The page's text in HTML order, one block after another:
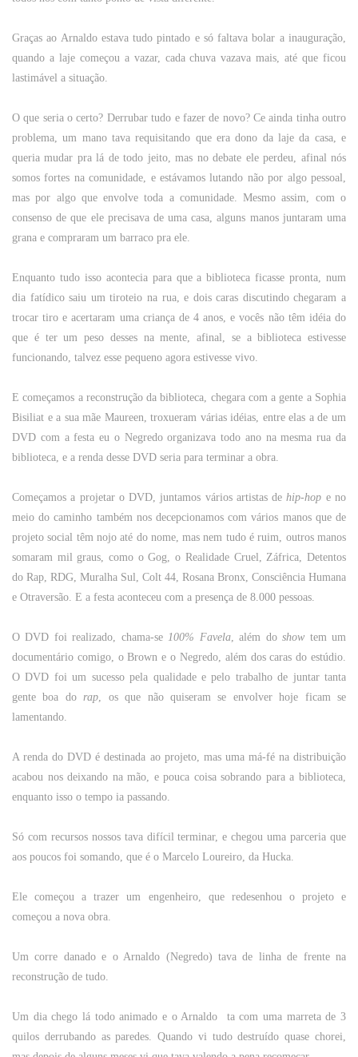
Graças ao Arnaldo estava tudo pintado e só faltava bolar a inauguração,
quando a laje começou a vazar, cada chuva vazava mais, até que ficou
lastimável a situação.
O que seria o certo? Derrubar tudo e fazer de novo? Ce ainda tinha outro
problema, um mano tava requisitando que era dono da laje da casa, e
queria mudar pra lá de todo jeito, mas no debate ele perdeu, afinal nós
somos fortes na comunidade, e estávamos lutando não por algo pessoal,
mas por algo que envolve toda a comunidade. Mesmo assim, com o
consenso de que ele precisava de uma casa, alguns manos juntaram uma
grana e compraram um barraco pra ele.
Enquanto tudo isso acontecia para que a biblioteca ficasse pronta, num
dia fatídico saiu um tiroteio na rua, e dois caras discutindo chegaram a
trocar tiro e acertaram uma criança de 4 anos, e vocês não têm idéia do
que é ter um peso desses na mente, afinal, se a biblioteca estivesse
funcionando, talvez esse pequeno agora estivesse vivo.
E começamos a reconstrução da biblioteca, chegara com a gente a Sophia
Bisiliat e a sua mãe Maureen, troxueram várias idéias, entre elas a de um
DVD com a festa eu o Negredo organizava todo ano na mesma rua da
biblioteca, e a renda desse DVD seria para terminar a obra.
Começamos a projetar o DVD, juntamos vários artistas dehip-hop e no
meio do caminho também nos decepcionamos com vários manos que de
projeto social têm nojo até do nome, mas nem tudo é ruim, outros manos
somaram mil graus, como o Gog, o Realidade Cruel, Záfrica, Detentos
do Rap, RDG, Muralha Sul, Colt 44, Rosana Bronx, Consciência Humana
e Otraversão. E a festa aconteceu com a presença de 8.000 pessoas.
O DVD foi realizado, chama-se 100% Favela, além doshow tem um
documentário comigo, o Brown e o Negredo, além dos caras do estúdio.
O DVD foi um sucesso pela qualidade e pelo trabalho de juntar tanta
gente boa dorap, os que não quiseram se envolver hoje ficam se
lamentando.
A renda do DVD é destinada ao projeto, mas uma má-fé na distribuição
acabou nos deixando na mão, e pouca coisa sobrando para a biblioteca,
enquanto isso o tempo ia passando.
Só com recursos nossos tava difícil terminar, e chegou uma parceria que
aos poucos foi somando, que é o Marcelo Loureiro, da Hucka.
Ele começou a trazer um engenheiro, que redesenhou o projeto e
começou a nova obra.
Um corre danado e o Arnaldo (Negredo) tava de linha de frente na
reconstrução de tudo.
Um dia chego lá todo animado e o Arnaldo
ta com uma marreta de 3
quilos derrubando as paredes. Quando vi tudo destruído quase chorei,